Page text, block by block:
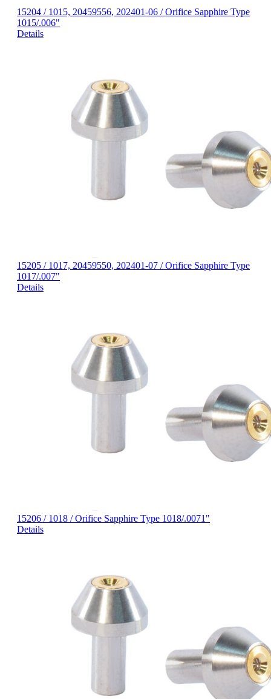
15204 / 1015, 20459556, 202401-06 / Orifice Sapphire Type
1015/.006"
Details
15205 / 1017, 20459550, 202401-07 / Orifice Sapphire Type
1017/.007"
Details
15206 / 1018 / Orifice Sapphire Type 1018/.0071"
Details